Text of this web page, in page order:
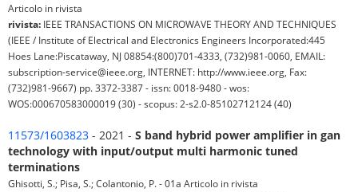
Articolo in rivista
rivista: IEEE TRANSACTIONS ON MICROWAVE THEORY AND TECHNIQUES
(IEEE / Institute of Electrical and Electronics Engineers Incorporated:445
Hoes Lane:Piscataway, NJ 08854:(800)701-4333, (732)981-0060, EMAIL:
subscription-service@ieee.org, INTERNET: http://www.ieee.org, Fax:
(732)981-9667) pp. 3372-3387 - issn: 0018-9480 - wos:
WOS:000670583000019 (30) - scopus: 2-s2.0-85102712124 (40)
11573/1603823 - 2021 - S band hybrid power amplifier in gan
technology with input/output multi harmonic tuned
terminations
Ghisotti, S.; Pisa, S.; Colantonio, P. - 01a Articolo in rivista